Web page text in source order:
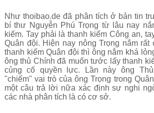
Như thoibao.de đã phân tích ở bản tin
bí thư Nguyễn Phú Trọng từ lâu nay
kiếm. Tay phải là thanh kiếm Công an,
Quân đội. Hiện nay nông Trọng nắm rất
thanh kiếm Quân đội thì ông nắm khá
ông thủ Chính đã muốn tước lấy thanh
củng cố quyền lực. Lần này ông
"chiếm" vai trò của ông Trọng trong
một câu trả lời nữa xác định sự nghi
các nhà phân tích là có cơ sở.